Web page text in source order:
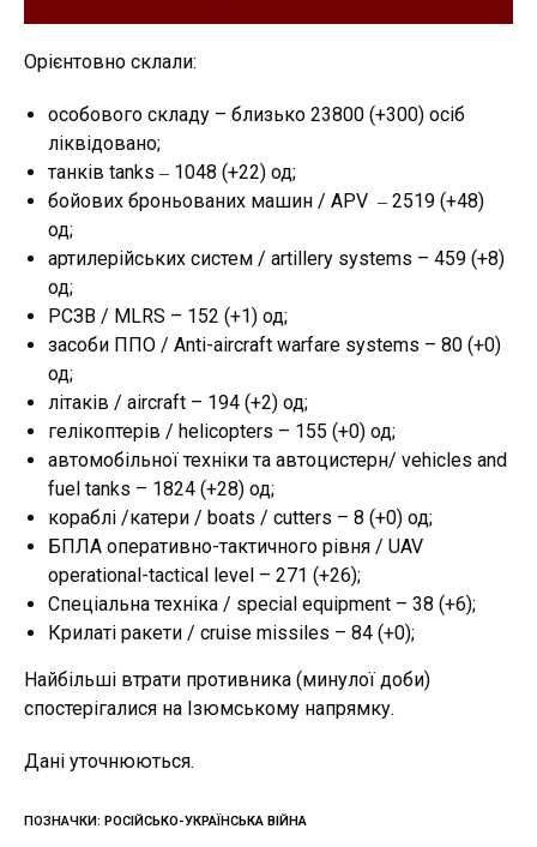
Орієнтовно склали:
особового складу – близько 23800 (+300) осіб
ліквідовано;
танків tanks ‒ 1048 (+22) од;
бойових броньованих машин / APV ‒ 2519 (+48)
од;
артилерійських систем / artillery systems – 459 (+8)
од;
РСЗВ / MLRS – 152 (+1) од;
засоби ППО / Anti-aircraft warfare systems – 80 (+0)
од;
літаків / aircraft – 194 (+2) од;
гелікоптерів / helicopters – 155 (+0) од;
автомобільної техніки та автоцистерн/ vehicles and
fuel tanks – 1824 (+28) од;
кораблі /катери / boats / cutters – 8 (+0) од;
БПЛА оперативно-тактичного рівня / UAV
operational-tactical level – 271 (+26);
Спеціальна техніка / special equipment – 38 (+6);
Крилаті ракети / cruise missiles – 84 (+0);
Найбільші втрати противника (минулої доби)
спостерігалися на Ізюмському напрямку.
Дані уточнюються.
ПОЗНАЧКИ: РОСІЙСЬКО-УКРАЇНСЬКА ВІЙНА